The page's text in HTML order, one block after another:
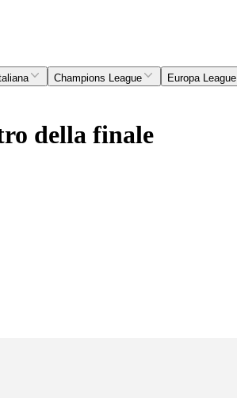
Champions League Europa League
della finale